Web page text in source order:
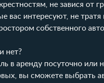
не завися от
вас интересуют, не
собственного
нет?
в аренду посуточно или
вы сможете выбрать